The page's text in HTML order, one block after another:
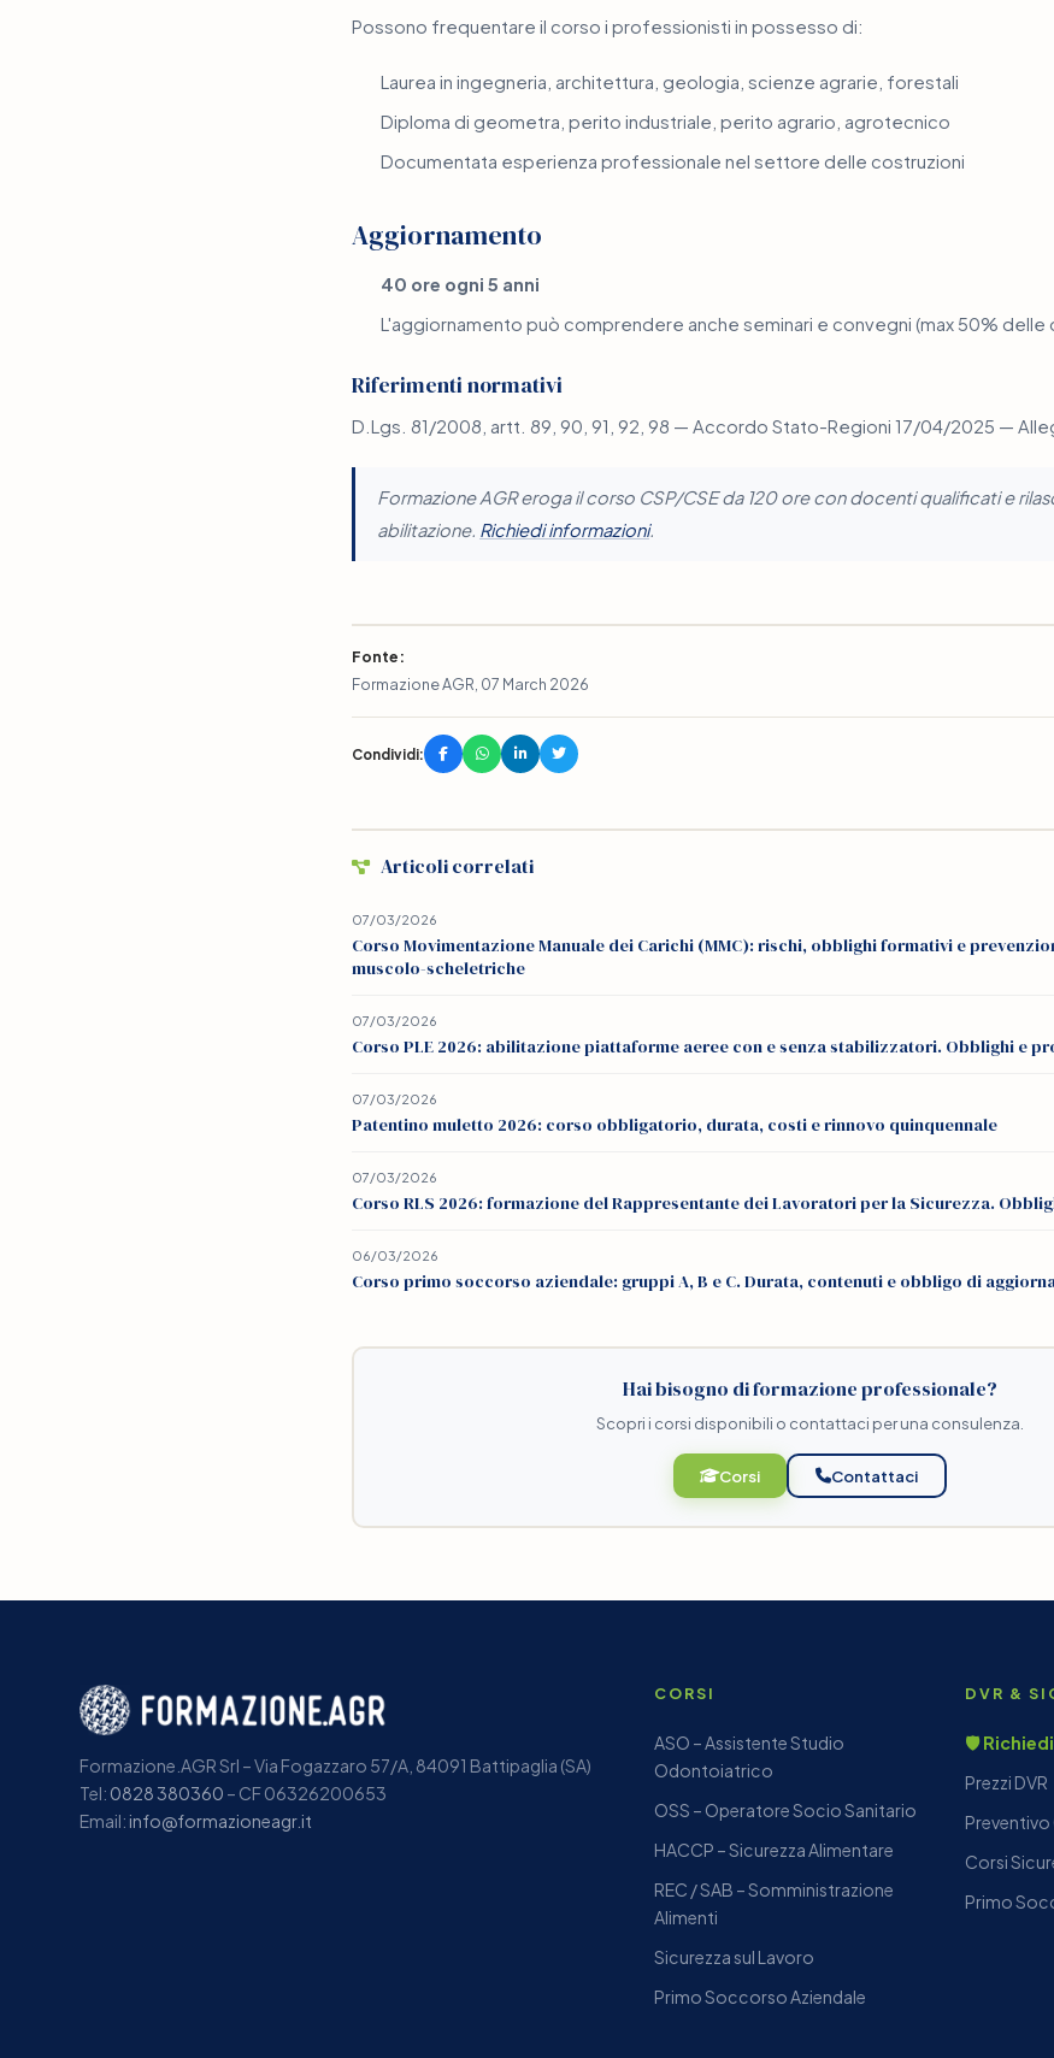
Possono frequentare il corso i professionisti in possesso di:
Laurea in ingegneria, architettura, geologia, scienze agrarie, forestali
Diploma di geometra, perito industriale, perito agrario, agrotecnico
Documentata esperienza professionale nel settore delle costruzioni
Aggiornamento
40 ore ogni 5 anni
L'aggiornamento può comprendere anche seminari e convegni (max 50% delle
Riferimenti normativi
D.Lgs. 81/2008, artt. 89, 90, 91, 92, 98 — Accordo Stato-Regioni 17/04/2025 —
Formazione AGR eroga il corso CSP/CSE da 120 ore con docenti qualificati e
abilitazione. Richiedi informazioni.
Fonte:
Formazione AGR, 07 March 2026
Condividi:
Articoli correlati
07/03/2026
Corso Movimentazione Manuale dei Carichi (MMC): rischi, obblighi formativi e
muscolo-scheletriche
07/03/2026
Corso PLE 2026: abilitazione piattaforme aeree con e senza stabilizzatori. Obblighi e
07/03/2026
Patentino muletto 2026: corso obbligatorio, durata, costi e rinnovo quinquennale
07/03/2026
Corso RLS 2026: formazione del Rappresentante dei Lavoratori per la Sicurezza.
06/03/2026
Corso primo soccorso aziendale: gruppi A, B e C. Durata, contenuti e obbligo di
Hai bisogno di formazione professionale?
Scopri i corsi disponibili o contattaci per una consulenza.
Corsi Contattaci
Formazione.AGR Srl – Via Fogazzaro 57/A, 84091 Battipaglia (SA)
Tel: 0828 380360 – CF 06326200653
Email: info@formazioneagr.it
CORSI
ASO – Assistente Studio
Odontoiatrico
OSS – Operatore Socio Sanitario
HACCP – Sicurezza Alimentare
REC / SAB – Somministrazione
Alimenti
Sicurezza sul Lavoro
Primo Soccorso Aziendale
DVR &
🛡️ Richiedi
Prezzi DVR
Corsi
Primo